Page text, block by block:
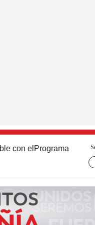
con el Programa